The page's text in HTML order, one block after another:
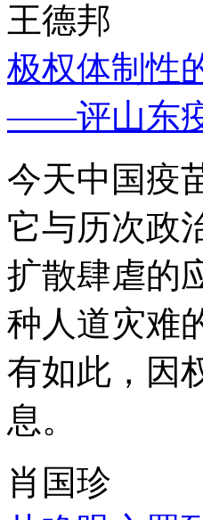
王德邦
极权体制性
——评山东
今天中国疫
它与历次政
扩散肆虐的
种人道灾难
有如此，因
息。
肖国珍